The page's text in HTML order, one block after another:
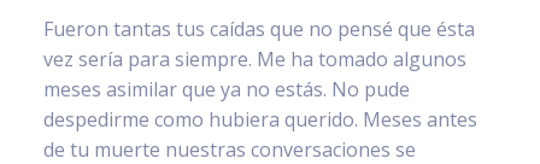
Fueron tantas tus caídas que no pensé que ésta
vez sería para siempre. Me ha tomado algunos
meses asimilar que ya no estás. No pude
despedirme como hubiera querido. Meses antes
de tu muerte nuestras conversaciones se